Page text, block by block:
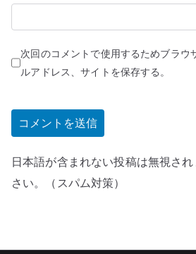
次回のコメントで使用するためブラウ
ルアドレス、サイトを保存する。
日本語が含まれない投稿は無視さ
さい。（スパム対策）